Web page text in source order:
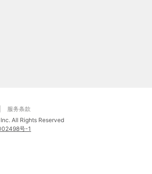
服务条款
All Rights Reserved
号-1